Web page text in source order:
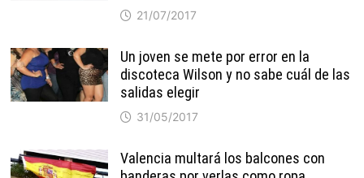
21/07/2017
Un joven se mete por error en la
discoteca Wilson y no sabe cuál de las
salidas elegir
31/05/2017
Valencia multará los balcones con